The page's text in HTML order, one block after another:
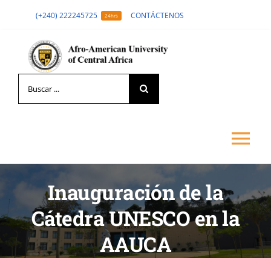
content
(+240) 222245725 24hrs CONTÁCTENOS
for:
LA UNIVERSIDAD
FORMACIÓN
Inauguración de la
Cátedra UNESCO en la
AAUCA